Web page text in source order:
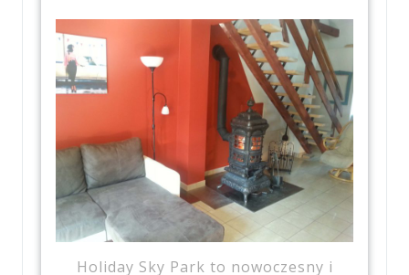
Holiday Sky Park to nowoczesny i